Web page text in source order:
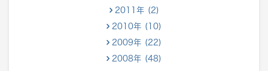
2011年 (2)
2010年 (10)
2009年 (22)
2008年 (48)